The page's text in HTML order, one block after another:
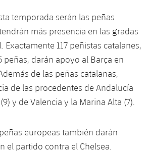
temporada serán las peñas
más presencia en las gradas
Exactamente 117 peñistas catalanes,
peñas, darán apoyo al Barça en
de las peñas catalanas,
de las procedentes de Andalucía
y de Valencia y la Marina Alta (7).
europeas también darán
el partido contra el Chelsea.